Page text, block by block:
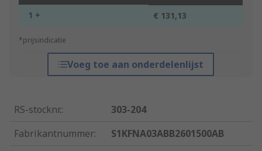
1 + € 131,13
*prijsindicatie
Voeg toe aan onderdelenlijst
RS-stocknr.:
303-204
Fabrikantnummer:
S1KFNA03ABB2601500AB